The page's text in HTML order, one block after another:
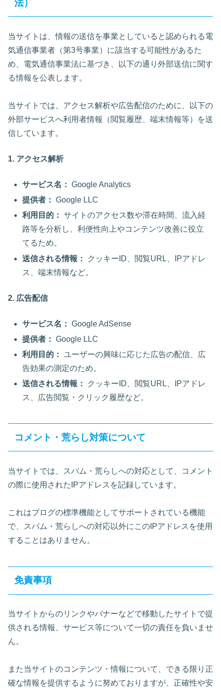
法）
当サイトは、情報の送信を事業としていると認められる電
気通信事業者（第3号事業）に該当する可能性があるた
め、電気通信事業法に基づき、以下の通り外部送信に関す
る情報を公表します。
当サイトでは、アクセス解析や広告配信のために、以下の
外部サービスへ利用者情報（閲覧履歴、端末情報等）を送
信しています。
1. アクセス解析
サービス名： Google Analytics
提供者： Google LLC
利用目的： サイトのアクセス数や滞在時間、流入経
路等を分析し、利便性向上やコンテンツ改善に役立
てるため。
送信される情報：
クッキーID、閲覧URL、IPアドレ
ス、端末情報など。
2. 広告配信
サービス名： Google AdSense
提供者： Google LLC
利用目的： ユーザーの興味に応じた広告の配信、広
告効果の測定のため。
送信される情報：
クッキーID、閲覧URL、IPアドレ
ス、広告閲覧・クリック履歴など。
コメント・荒らし対策について
当サイトでは、スパム・荒らしへの対応として、コメント
の際に使用されたIPアドレスを記録しています。
これはブログの標準機能としてサポートされている機能
で、スパム・荒らしへの対応以外にこのIPアドレスを使用
することはありません。
免責事項
当サイトからのリンクやバナーなどで移動したサイトで提
供される情報、サービス等について一切の責任を負いませ
ん。
また当サイトのコンテンツ・情報について、できる限り正
確な情報を提供するように努めておりますが、正確性や安